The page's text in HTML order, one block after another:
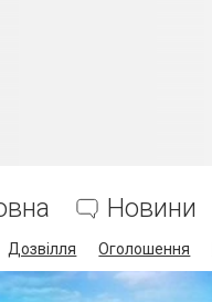
Новини
Дозвілля Оголошення